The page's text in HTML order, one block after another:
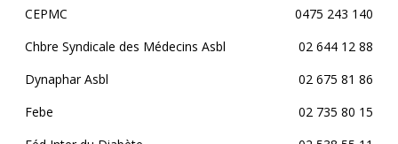
CEPMC
0475 243 140
Chbre Syndicale des Médecins Asbl
02 644 12 88
Dynaphar Asbl
02 675 81 86
Febe
02 735 80 15